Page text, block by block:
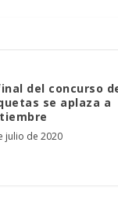
del concurso
se aplaza a
julio de 2020